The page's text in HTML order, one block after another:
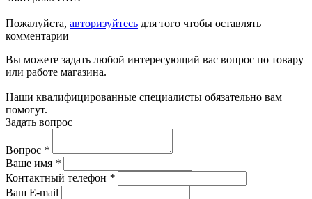
Пожалуйста, авторизуйтесь для того чтобы оставлять
комментарии
Вы можете задать любой интересующий вас вопрос по товару
или работе магазина.
Наши квалифицированные специалисты обязательно вам
помогут.
Задать вопрос
Вопрос *
Ваше имя *
Контактный телефон *
Ваш E-mail